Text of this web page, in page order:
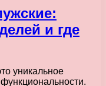
и где
уникальное